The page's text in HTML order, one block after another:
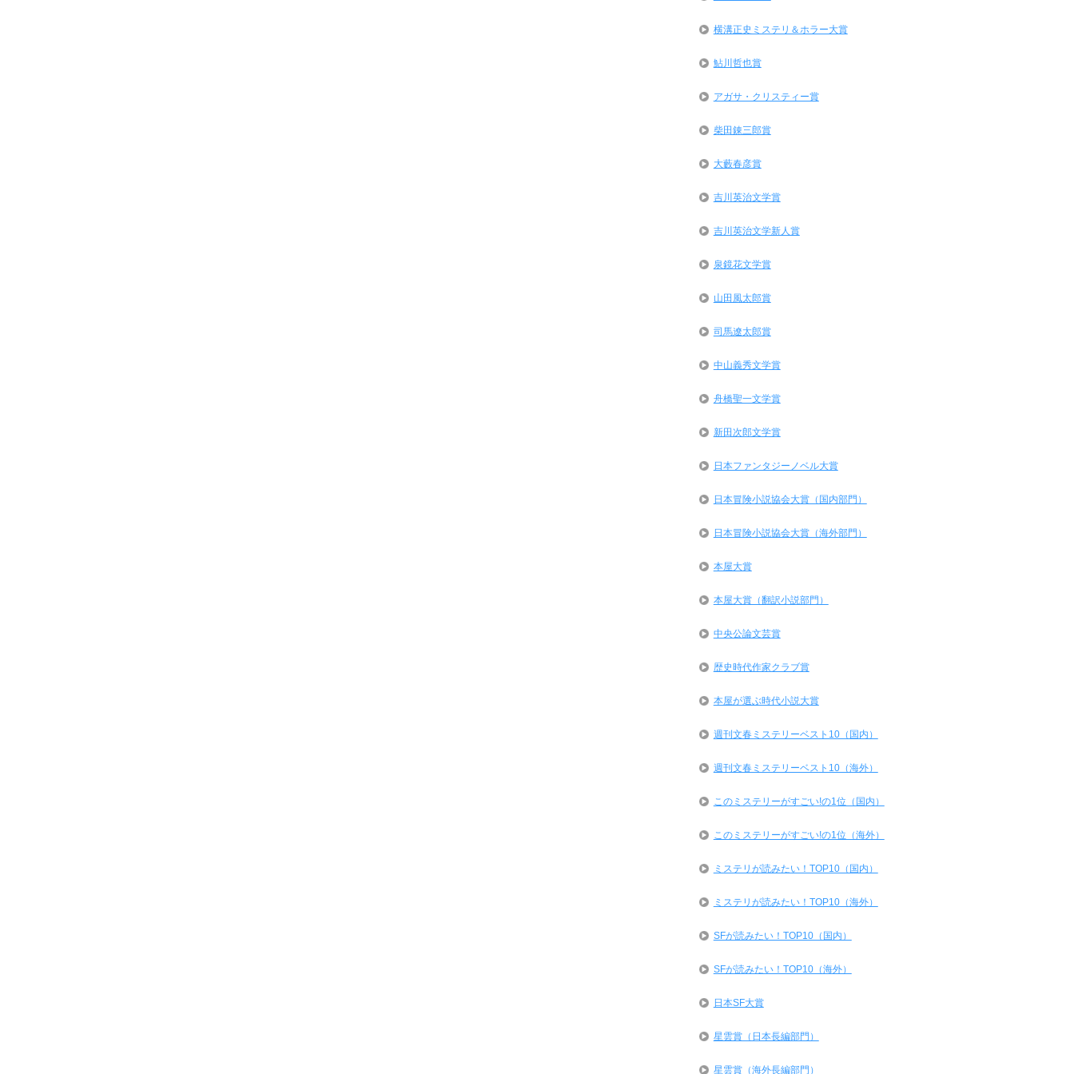
横溝正史ミステリ＆ホラー大賞
鮎川哲也賞
アガサ・クリスティー賞
柴田錬三郎賞
大藪春彦賞
吉川英治文学賞
吉川英治文学新人賞
泉鏡花文学賞
山田風太郎賞
司馬遼太郎賞
中山義秀文学賞
舟橋聖一文学賞
新田次郎文学賞
日本ファンタジーノベル大賞
日本冒険小説協会大賞（国内部門）
日本冒険小説協会大賞（海外部門）
本屋大賞
本屋大賞（翻訳小説部門）
中央公論文芸賞
歴史時代作家クラブ賞
本屋が選ぶ時代小説大賞
週刊文春ミステリーベスト10（国内）
週刊文春ミステリーベスト10（海外）
このミステリーがすごい!の1位（国内）
このミステリーがすごい!の1位（海外）
ミステリが読みたい！TOP10（国内）
ミステリが読みたい！TOP10（海外）
SFが読みたい！TOP10（国内）
SFが読みたい！TOP10（海外）
日本SF大賞
星雲賞（日本長編部門）
星雲賞（海外長編部門）